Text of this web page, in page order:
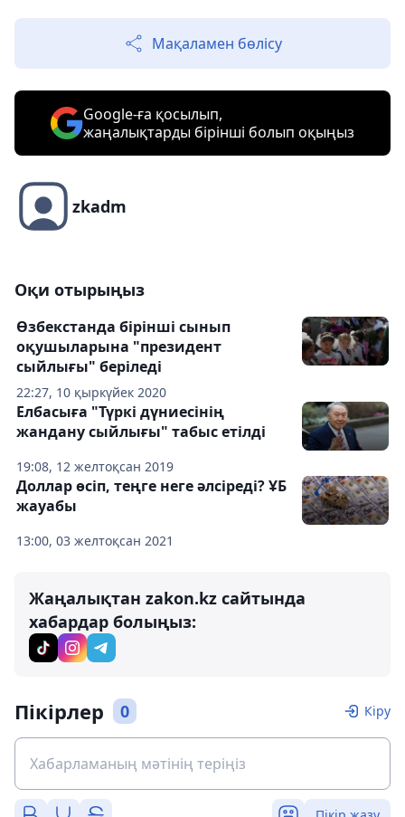
Мақаламен бөлісу
Google-ға қосылып,
жаңалықтарды бірінші болып оқыңыз
zkadm
Оқи отырыңыз
22:27, 10 қыркүйек 2020
Өзбекстанда бірінші сынып
оқушыларына "президент
сыйлығы" беріледі
19:08, 12 желтоқсан 2019
Елбасыға "Түркі дүниесінің
жандану сыйлығы" табыс етілді
13:00, 03 желтоқсан 2021
Доллар өсіп, теңге неге әлсіреді? ҰБ
жауабы
Жаңалықтан zakon.kz сайтында
хабардар болыңыз:
Пікірлер 0 Кіру